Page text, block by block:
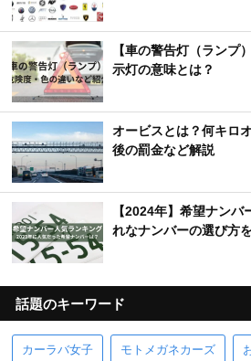
【車の警告灯（ランプ
示灯の意味とは？
オービスとは？何キロ
後の罰金など解説
【2024年】希望ナン
れなナンバーの選び方
話題のキーワード
カーラバ女子 モトメガネカーズ